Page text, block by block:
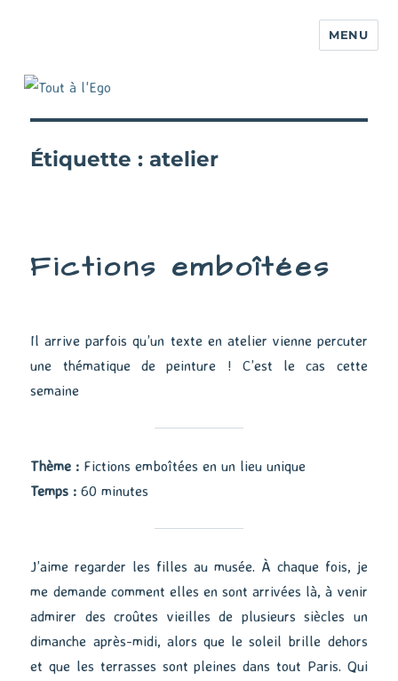
MENU
Étiquette :atelier
Fictions emboîtées
Il arrive parfois qu’un texte en atelier vienne percuter
une thématique de peinture ! C’est le cas cette
semaine
Thème : Fictions emboîtées en un lieu unique
Temps : 60 minutes
J’aime regarder les filles au musée. À chaque fois, je
me demande comment elles en sont arrivées là, à venir
admirer des croûtes vieilles de plusieurs siècles un
dimanche après-midi, alors que le soleil brille dehors
et que les terrasses sont pleines dans tout Paris. Qui